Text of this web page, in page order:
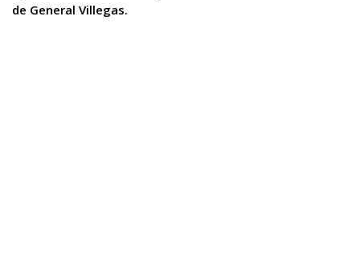
de General Villegas.